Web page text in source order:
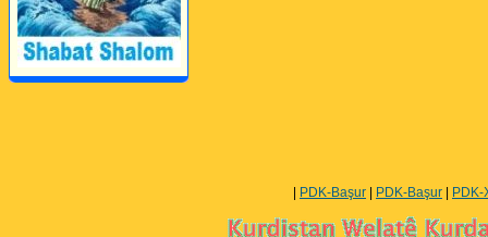
PDK-Başur PDK-Başur